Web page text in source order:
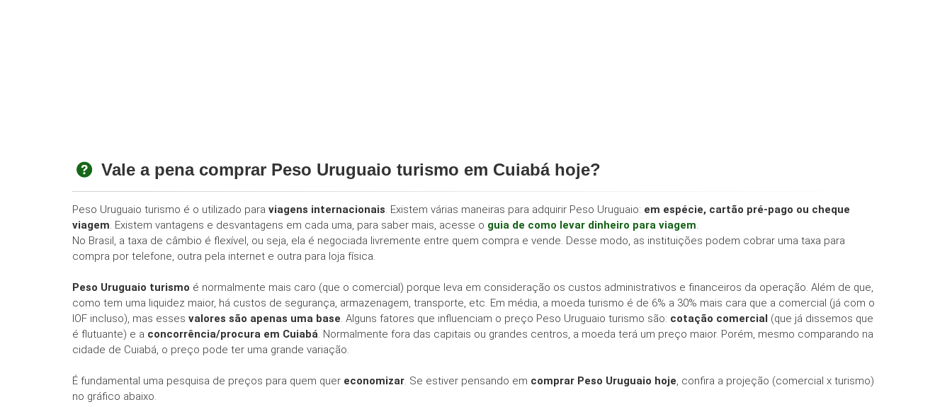
Vale a pena comprar Peso Uruguaio turismo em Cuiabá hoje?
Peso Uruguaio turismo é o utilizado para viagens internacionais. Existem várias maneiras para adquirir Peso Uruguaio: em espécie, cartão pré-pago ou cheque
viagem. Existem vantagens e desvantagens em cada uma, para saber mais, acesse o guia de como levar dinheiro para viagem.
No Brasil, a taxa de câmbio é flexível, ou seja, ela é negociada livremente entre quem compra e vende. Desse modo, as instituições podem cobrar uma taxa para
compra por telefone, outra pela internet e outra para loja física.
Peso Uruguaio turismo é normalmente mais caro (que o comercial) porque leva em consideração os custos administrativos e financeiros da operação. Além de que,
como tem uma liquidez maior, há custos de segurança, armazenagem, transporte, etc. Em média, a moeda turismo é de 6% a 30% mais cara que a comercial (já com o
IOF incluso), mas esses valores são apenas uma base. Alguns fatores que influenciam o preço Peso Uruguaio turismo são: cotação comercial (que já dissemos que
é flutuante) e a concorrência/procura em Cuiabá. Normalmente fora das capitais ou grandes centros, a moeda terá um preço maior. Porém, mesmo comparando na
cidade de Cuiabá, o preço pode ter uma grande variação.
É fundamental uma pesquisa de preços para quem quer economizar. Se estiver pensando em comprar Peso Uruguaio hoje, confira a projeção (comercial x turismo)
no gráfico abaixo.